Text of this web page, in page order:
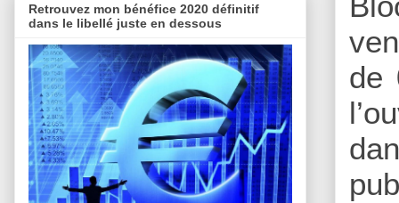
de
Retrouvez mon bénéfice 2020 définitif
dans le libellé juste en dessous